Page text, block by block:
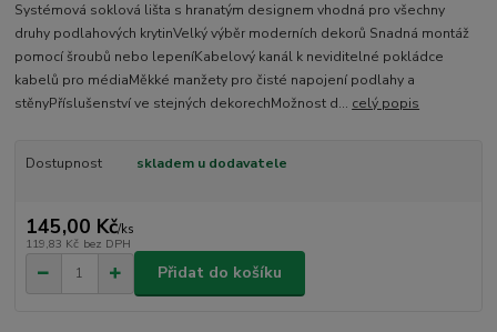
Systémová soklová lišta s hranatým designem vhodná pro všechny
druhy podlahových krytinVelký výběr moderních dekorů Snadná montáž
pomocí šroubů nebo lepeníKabelový kanál k neviditelné pokládce
kabelů pro médiaMěkké manžety pro čisté napojení podlahy a
stěnyPříslušenství ve stejných dekorechMožnost d... celý popis
Dostupnost skladem u dodavatele
145,00 Kč/ks
119,83 Kč bez DPH
Přidat do košíku